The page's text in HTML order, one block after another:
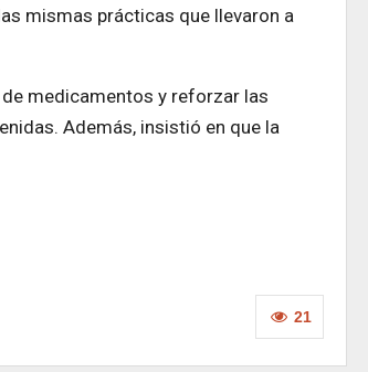
mismas prácticas que llevaron a
medicamentos y reforzar las
Además, insistió en que la
21